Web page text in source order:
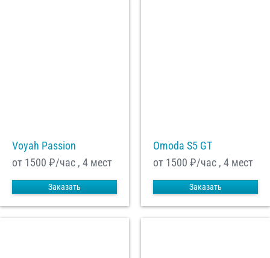
Voyah Passion
от 1500 ₽/час , 4 мест
Заказать
Omoda S5 GT
от 1500 ₽/час , 4 мест
Заказать